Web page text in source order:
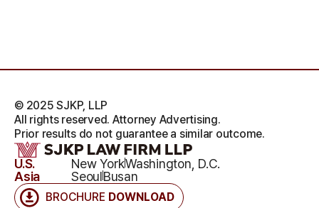
BROCHURE DOWNLOAD
U.S. New YorkWashington, D.C.
Asia
SeoulBusan
© 2025 SJKP, LLP
All rights reserved. Attorney Advertising.
Prior results do not guarantee a similar outcome.